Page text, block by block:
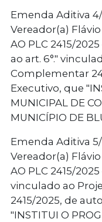
Emenda Aditiva
Vereador(a)
AO PLC 2415/
ao art. 6°."
Complementar
Executivo, que
MUNICIPAL DE
MUNICÍPIO DE
Emenda Aditiva
Vereador(a)
AO PLC 2415/
vinculado ao
2415/2025, de
"INSTITUI O